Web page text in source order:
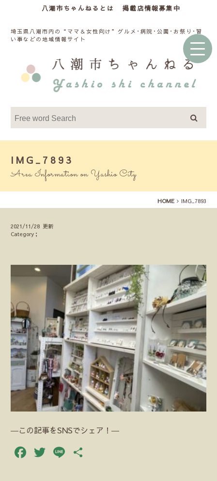
八潮市ちゃんねるとは 掲載店情報募集中
埼玉県八潮市内の“ママ＆女性向け”グルメ･病院･公園･お祭り･習
い事などの地域情報サイト
IMG_7893
Area Information on Yashio City
HOME IMG_7893
2021/11/28 更新
Category；
―この記事をSNSでシェア！―
Facebook
Twitter
Line